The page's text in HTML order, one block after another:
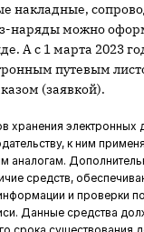
накладные,
наряды можно
А с 1 марта 2023
путевым
(заявкой).
хранения электронных
к ним
аналогам.
средств,
и проверки
Данные средства